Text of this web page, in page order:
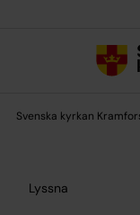
Svenska kyrkan
Lyssna